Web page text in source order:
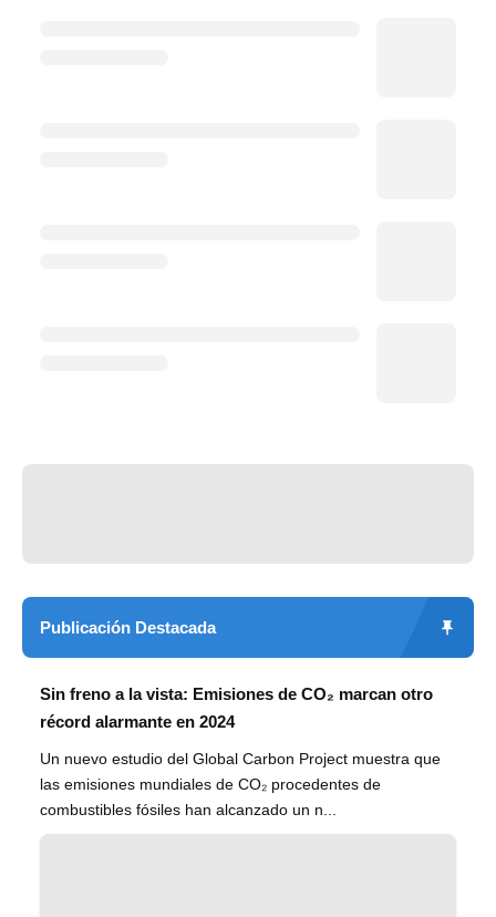
Publicación Destacada
Sin freno a la vista: Emisiones de CO₂ marcan otro
récord alarmante en 2024
Un nuevo estudio del Global Carbon Project muestra que
las emisiones mundiales de CO₂ procedentes de
combustibles fósiles han alcanzado un n...